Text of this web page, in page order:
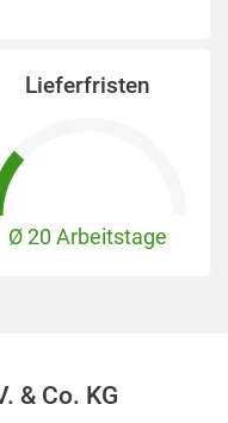
Lieferfristen
Ø 20 Arbeitstage
& Co. KG